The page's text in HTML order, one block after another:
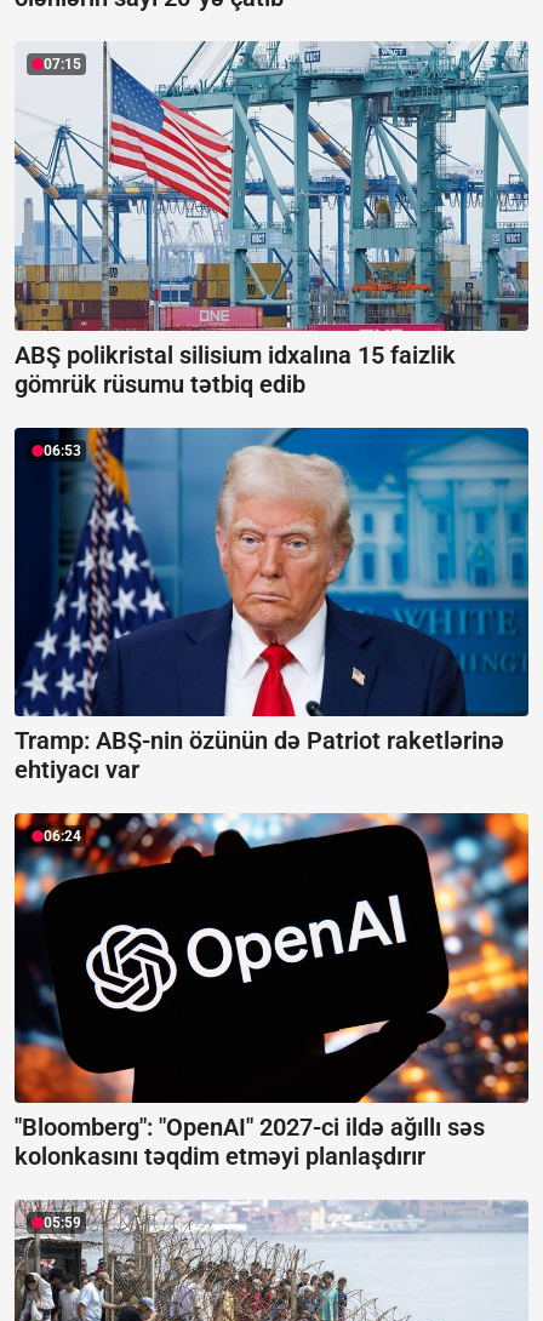
07:15
ABŞ polikristal silisium idxalına 15 faizlik
gömrük rüsumu tətbiq edib
06:53
Tramp: ABŞ-nin özünün də Patriot raketlərinə
ehtiyacı var
06:24
"Bloomberg": "OpenAI" 2027-ci ildə ağıllı səs
kolonkasını təqdim etməyi planlaşdırır
05:59